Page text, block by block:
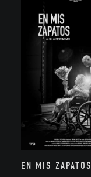
EN MIS ZAPATOS